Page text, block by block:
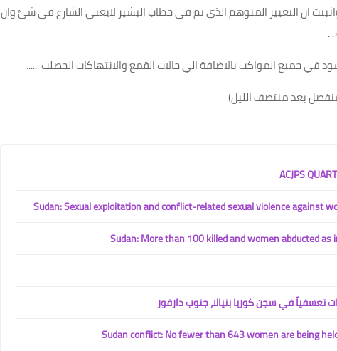
ان التغيير المتوهم الذي تم في خطاب البشير لايعني الشارع في شئ وان
...
جميع المواكب بالاضافة الي حالات القمع والانتهاكات الحصلت......
بعد منتصف الليل)
ACJPS
Sudan: Sexual exploitation and conflict-related sexual violence against
Sudan: More than 100 killed and women abducted
Sudan conflict: No fewer than 643 women are being